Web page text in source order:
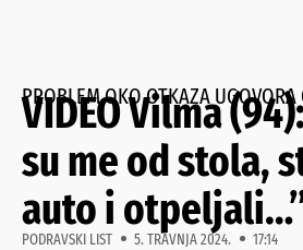
PROBLEM OKO OTKAZA UGOVORA
VIDEO Vilma
su me od stola,
auto i
PODRAVSKI LIST 5. TRAVNJA 2024. 17:14